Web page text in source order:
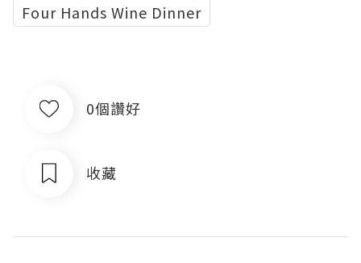
Four Hands Wine Dinner
0個讚好
收藏